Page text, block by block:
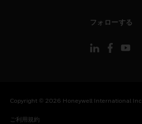
フォローする
Copyright © 2026 Honeywell International Inc
ご利用規約